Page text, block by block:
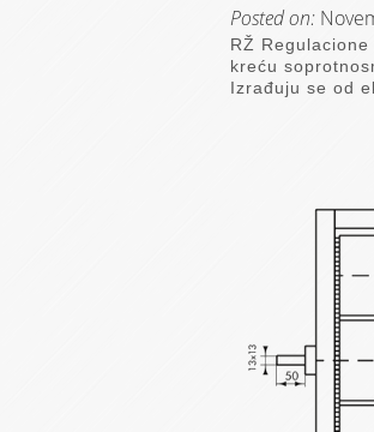
Posted on:
RŽ
kreću
Izrađuju se od